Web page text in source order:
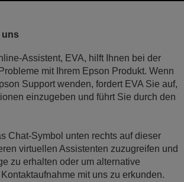
uns
Assistent, EVA, hilft Ihnen bei der
mit Ihrem Epson Produkt. Wenn
Support wenden, fordert EVA Sie auf,
einzugeben und führt Sie durch den
Chat-Symbol unten rechts auf dieser
virtuellen Assistenten zuzugreifen und
zu erhalten oder um alternative
mit uns zu erkunden.